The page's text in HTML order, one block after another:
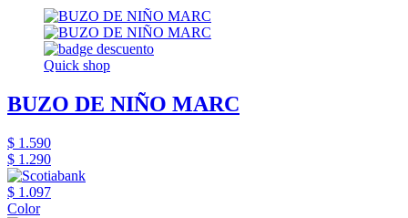
Quick shop
BUZO DE NIÑO MARC
$ 1.590
$ 1.290
$ 1.097
Color